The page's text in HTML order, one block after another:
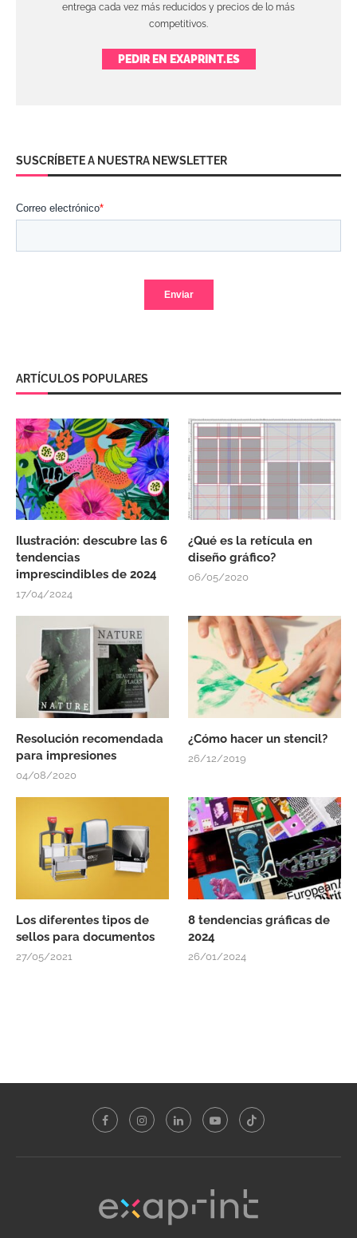
entrega cada vez más reducidos y precios de lo más
competitivos.
PEDIR EN EXAPRINT.ES
SUSCRÍBETE A NUESTRA NEWSLETTER
ARTÍCULOS POPULARES
Ilustración: descubre las 6
tendencias
imprescindibles de 2024
17/04/2024
¿Qué es la retícula en
diseño gráfico?
06/05/2020
Resolución recomendada
para impresiones
04/08/2020
¿Cómo hacer un stencil?
26/12/2019
Los diferentes tipos de
sellos para documentos
27/05/2021
8 tendencias gráficas de
2024
26/01/2024